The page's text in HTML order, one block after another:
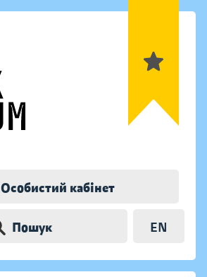
Особистий кабінет
Пошук EN